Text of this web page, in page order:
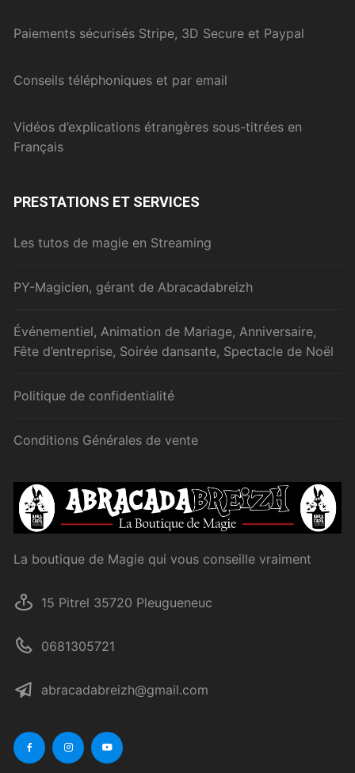
Paiements sécurisés Stripe, 3D Secure et Paypal
Conseils téléphoniques et par email
Vidéos d’explications étrangères sous-titrées en
Français
PRESTATIONS ET SERVICES
Les tutos de magie en Streaming
PY-Magicien, gérant de Abracadabreizh
Événementiel, Animation de Mariage, Anniversaire,
Fête d’entreprise, Soirée dansante, Spectacle de Noël
Politique de confidentialité
Conditions Générales de vente
La boutique de Magie qui vous conseille vraiment
15 Pitrel 35720 Pleugueneuc
0681305721
abracadabreizh@gmail.com